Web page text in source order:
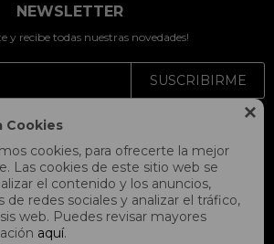

Cookies
cookies, para ofrecerte la mejor
Las cookies de este sitio web se
el contenido y los anuncios,
de redes sociales y analizar el tráfico,
web. Puedes revisar mayores
aquí.
NEWSLETTER
y recibe todas nuestras novedades!
SUSCRIBIRME
 